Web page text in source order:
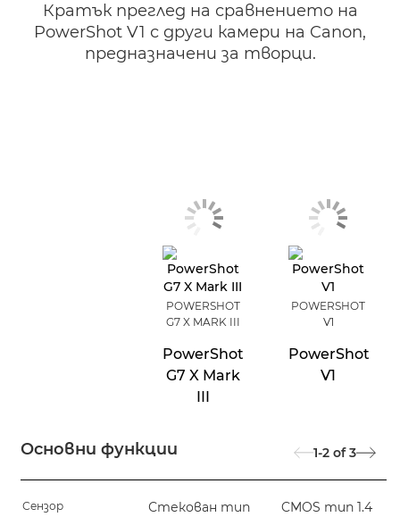
Кратък преглед на сравнението на
PowerShot V1 с други камери на Canon,
предназначени за творци.
Основни функции
POWERSHOT
G7 X MARK III
PowerShot
G7 X Mark
III
POWERSHOT
V1
PowerShot
V1
1-2 of 3
Сензор
Стекован тип
CMOS тип 1.4